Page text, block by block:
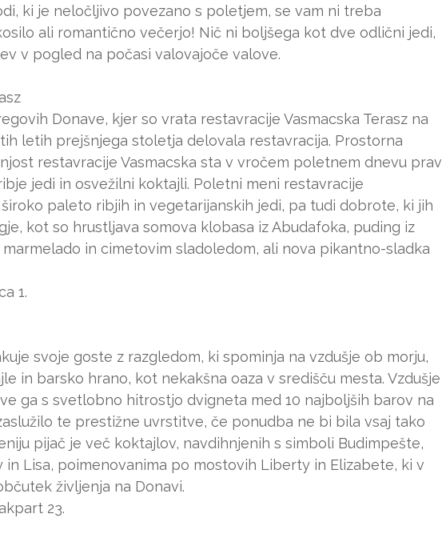
ki je neločljivo povezano s poletjem, se vam ni treba
ali romantično večerjo! Nič ni boljšega kot dve odlični jedi,
v pogled na počasi valovajoče valove.
Donave, kjer so vrata restavracije Vasmacska Terasz na
letih prejšnjega stoletja delovala restavracija. Prostorna
restavracije Vasmacska sta v vročem poletnem dnevu prav
jedi in osvežilni koktajli. Poletni meni restavracije
široko paleto ribjih in vegetarijanskih jedi, pa tudi dobrote, ki jih
kot so hrustljava somova klobasa iz Abudafoka, puding iz
in cimetovim sladoledom, ali nova pikantno-sladka
1.
svoje goste z razgledom, ki spominja na vzdušje ob morju,
in barsko hrano, kot nekakšna oaza v središču mesta. Vzdušje
ga s svetlobno hitrostjo dvigneta med 10 najboljših barov na
te prestižne uvrstitve, če ponudba ne bi bila vsaj tako
pijač je več koktajlov, navdihnjenih s simboli Budimpešte,
Lisa, poimenovanima po mostovih Liberty in Elizabete, ki v
življenja na Donavi.
23.